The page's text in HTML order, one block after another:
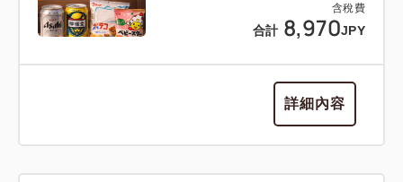
含稅費
合計 8,970JPY
詳細內容